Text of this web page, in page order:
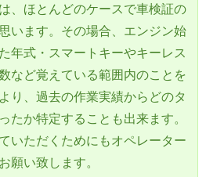
、ほとんどのケースで車検証の
います。その場合、エンジン始
年式・スマートキーやキーレス
など覚えている範囲内のことを
り、過去の作業実績からどのタ
たか特定することも出来ます。
いただくためにもオペレーター
願い致します。